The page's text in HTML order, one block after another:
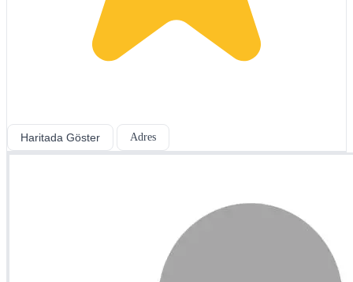
Haritada Göster Adres